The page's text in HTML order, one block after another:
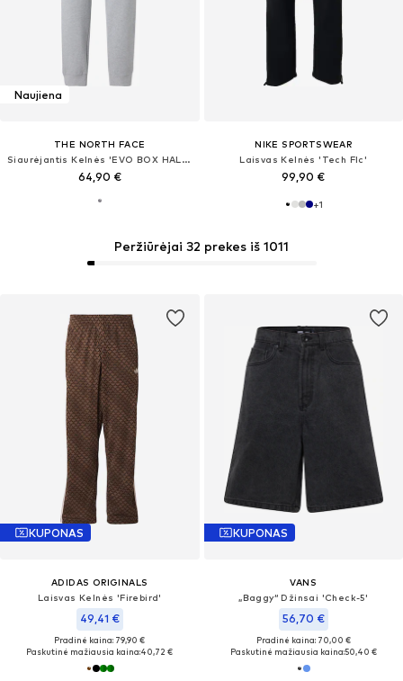
Naujiena
THE NORTH FACE
Siaurėjantis Kelnės 'EVO BOX HALF DOME'
64,90 €
NIKE SPORTSWEAR
Laisvas Kelnės 'Tech Flc'
99,90 €
+1
Peržiūrėjai 32 prekes iš 1011
KUPONAS
ADIDAS ORIGINALS
Laisvas Kelnės 'Firebird'
49,41 €
Pradinė kaina: 79,90 €
Paskutinė mažiausia kaina:40,72 €
KUPONAS
VANS
„Baggy“ Džinsai 'Check-5'
56,70 €
Pradinė kaina: 70,00 €
Paskutinė mažiausia kaina:50,40 €